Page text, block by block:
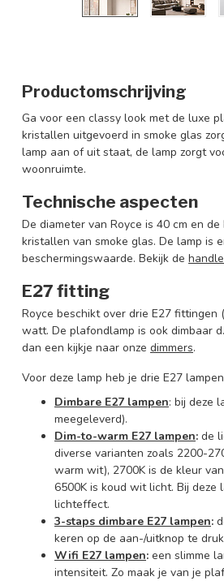
Productomschrijving
Ga voor een classy look met de luxe
kristallen uitgevoerd in smoke glas
lamp aan of uit staat, de lamp zorgt
woonruimte.
Technische aspecten
De diameter van Royce is 40 cm en
kristallen van smoke glas. De lamp is
beschermingswaarde. Bekijk de
E27 fitting
Royce beschikt over drie E27
watt. De plafondlamp is ook dimbaar
dan een kijkje naar onze dimmers.
Voor deze lamp heb je drie E27
Dimbare E27 lampen: bij deze
meegeleverd).
Dim-to-warm E27 lampen: de
diverse varianten zoals 2200-
warm wit), 2700K is de kleur
6500K is koud wit licht. Bij
lichteffect.
3-staps dimbare E27 lampen:
keren op de aan-/uitknop te
Wifi E27 lampen: een slimme
intensiteit. Zo maak je van je